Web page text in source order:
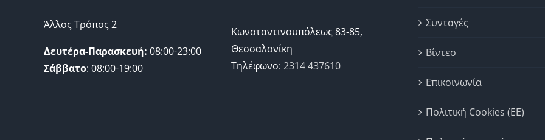
Άλλος Τρόπος 2
Δευτέρα-Παρασκευή: 08:00-23:00
Σάββατο: 08:00-19:00
Κωνσταντινουπόλεως 83-85,
Θεσσαλονίκη
Τηλέφωνο: 2314 437610
Συνταγές
Βίντεο
Επικοινωνία
Πολιτική Cookies (ΕΕ)